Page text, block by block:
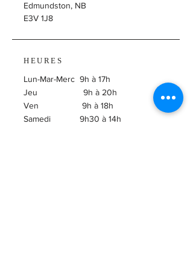
Edmundston, NB
E3V 1J8
HEURES
Lun-Mar-Merc 9h à 17h
Jeu 9h à 20h
Ven 9h à 18h
Samedi 9h30 à 14h